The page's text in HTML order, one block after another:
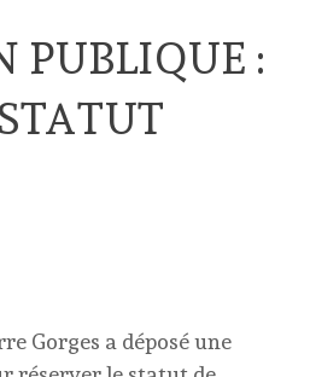
PUBLIQUE :
Gorges a déposé une